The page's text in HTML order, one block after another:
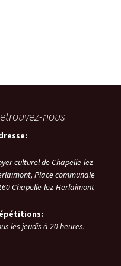
nous
culturel de Chapelle-lez-
Place communale
Chapelle-lez-Herlaimont
les jeudis à 20 heures.